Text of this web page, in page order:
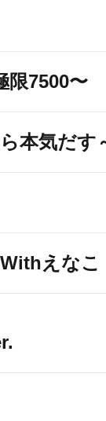
限7500〜
本気だす
えなこ